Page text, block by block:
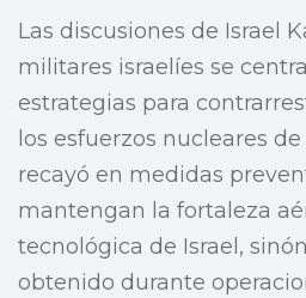
Las discusiones de Israel
militares israelíes se
estrategias para
los esfuerzos nucleares
recayó en medidas
mantengan la fortaleza
tecnológica de Israel,
obtenido durante